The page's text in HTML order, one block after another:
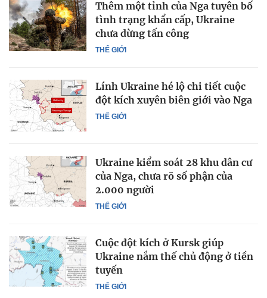
THẾ GIỚI
Thêm một tỉnh của Nga tuyên bố
tình trạng khẩn cấp, Ukraine
chưa dừng tấn công
THẾ GIỚI
Lính Ukraine hé lộ chi tiết cuộc
đột kích xuyên biên giới vào Nga
THẾ GIỚI
Ukraine kiểm soát 28 khu dân cư
của Nga, chưa rõ số phận của
2.000 người
THẾ GIỚI
Cuộc đột kích ở Kursk giúp
Ukraine nắm thế chủ động ở tiền
tuyến